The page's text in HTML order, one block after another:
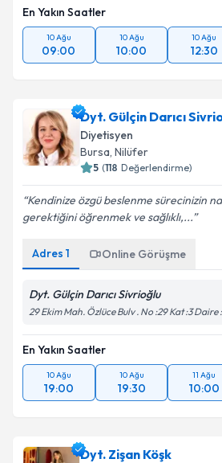
En Yakın Saatler
10 Ağu
09:00
10 Ağu
10:00
10 Ağu
12:30
Dyt. Gülçin Darıcı
Diyetisyen
Bursa, Nilüfer
5 (118 Değerlendirme)
Kendinize özgü beslenme sürecinizin
gerektiğini öğrenmek ve sağlıklı,...
Adres 1 Online Görüşme
Dyt. Gülçin Darıcı Sivrioğlu
29 Ekim Mah. Özlüce Bulv . No :29 Kat :3
En Yakın Saatler
10 Ağu
19:00
10 Ağu
19:30
11 Ağu
10:00
Dyt. Zişan Köşk